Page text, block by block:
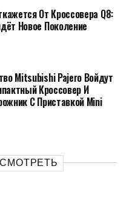
От Кроссовера Q8:
Новое Поколение
Mitsubishi Pajero Войдут
Кроссовер И
С Приставкой Mini